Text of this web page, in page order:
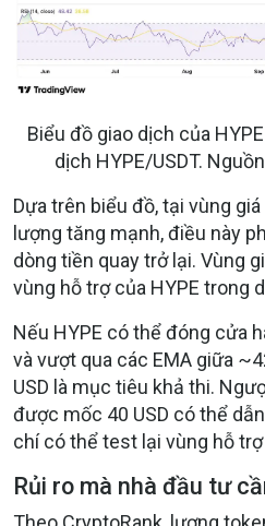
Biểu đồ giao dịch của
dịch HYPE/USDT.
Dựa trên biểu đồ, tại vùng
lượng tăng mạnh, điều này
dòng tiền quay trở lại. Vùng
vùng hỗ trợ của HYPE trong
Nếu HYPE có thểđóng cửa
và vượt qua các EMA giữa
USD là mục tiêu khả thi.
được mốc 40 USD có thể
chí có thể test lại vùng hỗ trợ
Rủi ro mà nhà đầu tư